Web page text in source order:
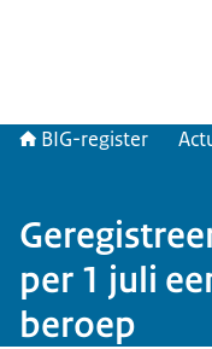
BIG-register
per 1 juli
beroep